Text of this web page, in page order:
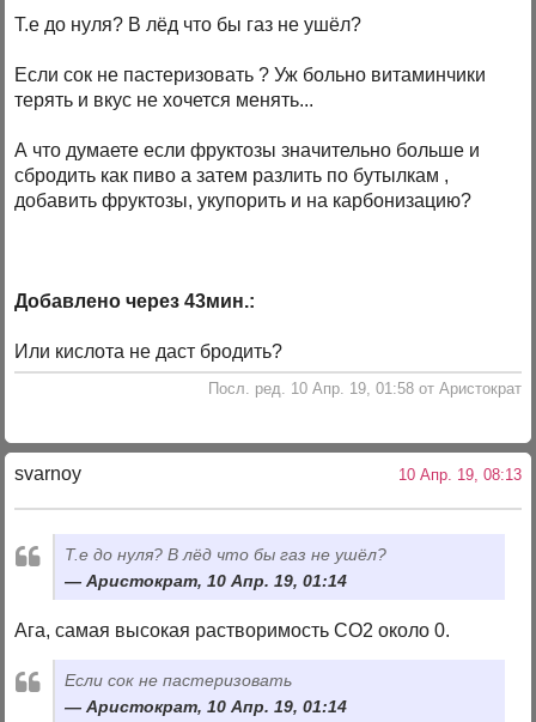
Т.е до нуля? В лёд что бы газ не ушёл?
Если сок не пастеризовать ? Уж больно витаминчики
терять и вкус не хочется менять...
А что думаете если фруктозы значительно больше и
сбродить как пиво а затем разлить по бутылкам ,
добавить фруктозы, укупорить и на карбонизацию?
Добавлено через 43мин.:
Или кислота не даст бродить?
Посл. ред. 10 Апр. 19, 01:58 от Аристократ
svarnoy 10 Апр. 19, 08:13
Т.е до нуля? В лёд что бы газ не ушёл?
Аристократ, 10 Апр. 19, 01:14
Ага, самая высокая растворимость СО2 около 0.
Если сок не пастеризовать
Аристократ, 10 Апр. 19, 01:14